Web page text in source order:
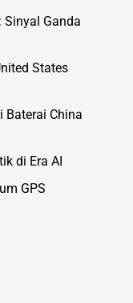
Sinyal Ganda
States
Baterai China
di Era AI
GPS